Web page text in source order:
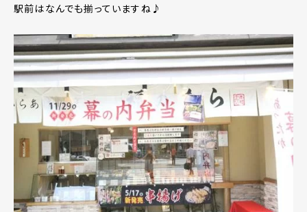
駅前はなんでも揃っていますね♪